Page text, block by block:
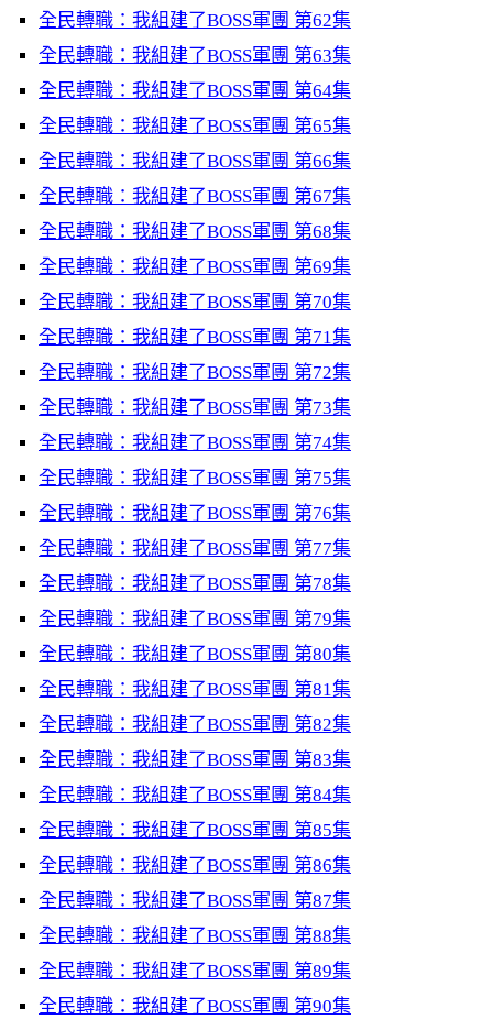
全民轉職：我組建了BOSS軍團 第62集
全民轉職：我組建了BOSS軍團 第63集
全民轉職：我組建了BOSS軍團 第64集
全民轉職：我組建了BOSS軍團 第65集
全民轉職：我組建了BOSS軍團 第66集
全民轉職：我組建了BOSS軍團 第67集
全民轉職：我組建了BOSS軍團 第68集
全民轉職：我組建了BOSS軍團 第69集
全民轉職：我組建了BOSS軍團 第70集
全民轉職：我組建了BOSS軍團 第71集
全民轉職：我組建了BOSS軍團 第72集
全民轉職：我組建了BOSS軍團 第73集
全民轉職：我組建了BOSS軍團 第74集
全民轉職：我組建了BOSS軍團 第75集
全民轉職：我組建了BOSS軍團 第76集
全民轉職：我組建了BOSS軍團 第77集
全民轉職：我組建了BOSS軍團 第78集
全民轉職：我組建了BOSS軍團 第79集
全民轉職：我組建了BOSS軍團 第80集
全民轉職：我組建了BOSS軍團 第81集
全民轉職：我組建了BOSS軍團 第82集
全民轉職：我組建了BOSS軍團 第83集
全民轉職：我組建了BOSS軍團 第84集
全民轉職：我組建了BOSS軍團 第85集
全民轉職：我組建了BOSS軍團 第86集
全民轉職：我組建了BOSS軍團 第87集
全民轉職：我組建了BOSS軍團 第88集
全民轉職：我組建了BOSS軍團 第89集
全民轉職：我組建了BOSS軍團 第90集